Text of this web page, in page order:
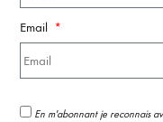
Email
En m'abonnant je reconnais